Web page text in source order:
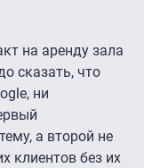
на аренду зала
сказать, что
ни
а второй не
клиентов без их